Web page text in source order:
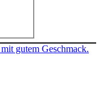
gutem Geschmack.